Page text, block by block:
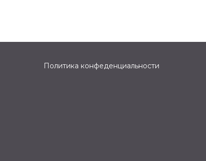
Политика конфеденциальности